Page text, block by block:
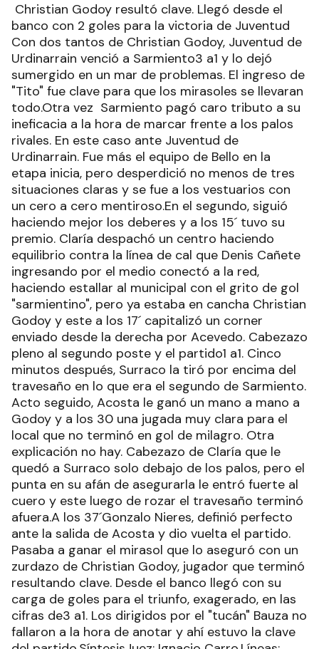
Christian Godoy resultó clave. Llegó desde el
banco con 2 goles para la victoria de Juventud
Con dos tantos de Christian Godoy, Juventud de
Urdinarrain venció a Sarmiento3 a1 y lo dejó
sumergido en un mar de problemas. El ingreso de
"Tito" fue clave para que los mirasoles se llevaran
todo.Otra vez Sarmiento pagó caro tributo a su
ineficacia a la hora de marcar frente a los palos
rivales. En este caso ante Juventud de
Urdinarrain. Fue más el equipo de Bello en la
etapa inicia, pero desperdició no menos de tres
situaciones claras y se fue a los vestuarios con
un cero a cero mentiroso.En el segundo, siguió
haciendo mejor los deberes y a los 15´ tuvo su
premio. Claría despachó un centro haciendo
equilibrio contra la línea de cal que Denis Cañete
ingresando por el medio conectó a la red,
haciendo estallar al municipal con el grito de gol
"sarmientino", pero ya estaba en cancha Christian
Godoy y este a los 17´ capitalizó un corner
enviado desde la derecha por Acevedo. Cabezazo
pleno al segundo poste y el partido1 a1. Cinco
minutos después, Surraco la tiró por encima del
travesaño en lo que era el segundo de Sarmiento.
Acto seguido, Acosta le ganó un mano a mano a
Godoy y a los 30 una jugada muy clara para el
local que no terminó en gol de milagro. Otra
explicación no hay. Cabezazo de Claría que le
quedó a Surraco solo debajo de los palos, pero el
punta en su afán de asegurarla le entró fuerte al
cuero y este luego de rozar el travesaño terminó
afuera.A los 37´Gonzalo Nieres, definió perfecto
ante la salida de Acosta y dio vuelta el partido.
Pasaba a ganar el mirasol que lo aseguró con un
zurdazo de Christian Godoy, jugador que terminó
resultando clave. Desde el banco llegó con su
carga de goles para el triunfo, exagerado, en las
cifras de3 a1. Los dirigidos por el "tucán" Bauza no
fallaron a la hora de anotar y ahí estuvo la clave